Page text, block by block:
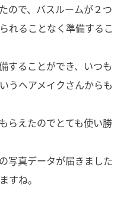
ので、バスルームが２つ
れることなく準備するこ
することができ、いつも
うヘアメイクさんからも
らえたのでとても使い勝
写真データが届きました
すね。